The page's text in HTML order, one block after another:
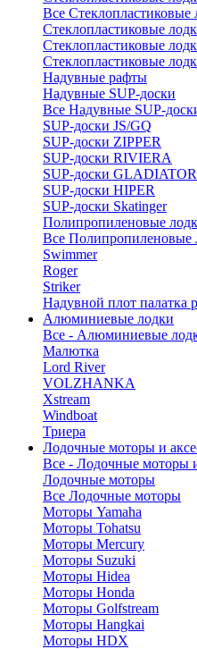
Все Стеклопластиковые
Стеклопластиковые
Стеклопластиковые
Стеклопластиковые
Надувные рафты
Надувные SUP-доски
Все Надувные SUP-
SUP-доски JS/GQ
SUP-доски ZIPPER
SUP-доски RIVIERA
SUP-доски GLADIATOR
SUP-доски HIPER
SUP-доски Skatinger
Полипропиленовые
Все Полипропиленовые
Swimmer
Roger
Striker
Надувной плот палатка
Алюминиевые лодки
Все - Алюминиевые
Малютка
Lord River
VOLZHANKA
Xstream
Windboat
Триера
Лодочные моторы и
Все - Лодочные моторы
Лодочные моторы
Все Лодочные моторы
Моторы Yamaha
Моторы Tohatsu
Моторы Mercury
Моторы Suzuki
Моторы Hidea
Моторы Honda
Моторы Golfstream
Моторы Hangkai
Моторы HDX